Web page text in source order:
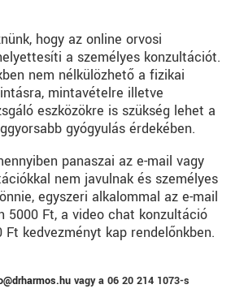
hogy az online orvosi
a személyes konzultációt.
nem nélkülözhető a fizikai
mintavételre illetve
eszközökre is szükség lehet a
gyógyulás érdekében.
panaszai az e-mail vagy
nem javulnak és személyes
egyszeri alkalommal az e-mail
5000 Ft, a video chat konzultáció
kedvezményt kap rendelőnkben.
vagy a 06 20 214 1073-s